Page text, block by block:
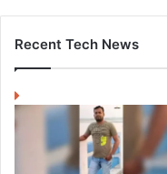
Recent Tech News